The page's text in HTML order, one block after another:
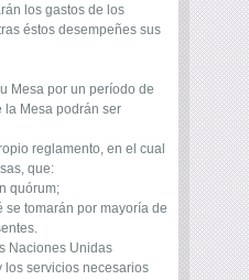
los gastos de los
éstos desempeñes sus
Mesa por un período de
la Mesa podrán ser
reglamento, en el cual
que:
quórum;
tomarán por mayoría de
Naciones Unidas
servicios necesarios